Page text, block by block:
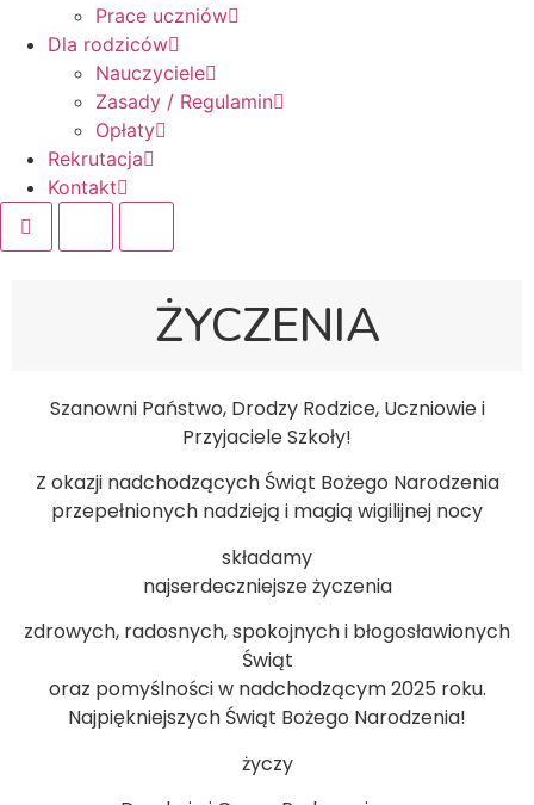
Prace uczniów
Dla rodziców
Nauczyciele
Zasady / Regulamin
Opłaty
Rekrutacja
Kontakt
ŻYCZENIA
Szanowni Państwo, Drodzy Rodzice, Uczniowie i
Przyjaciele Szkoły!
Z okazji nadchodzących Świąt Bożego Narodzenia
przepełnionych nadzieją i magią wigilijnej nocy
składamy
najserdeczniejsze życzenia
zdrowych, radosnych, spokojnych i błogosławionych
Świąt
oraz pomyślności w nadchodzącym 2025 roku.
Najpiękniejszych Świąt Bożego Narodzenia!
życzy